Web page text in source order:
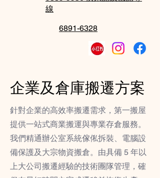
線
6891-6328
企業及倉庫搬遷方案
針對企業的高效率搬遷需求，第一搬屋
提供一站式商業搬運與專業存倉服務。
我們精通辦公室系統傢俬拆裝、電腦設
備保護及大宗物資搬倉。由具備 5 年以
上大公司搬遷經驗的技術團隊管理，確